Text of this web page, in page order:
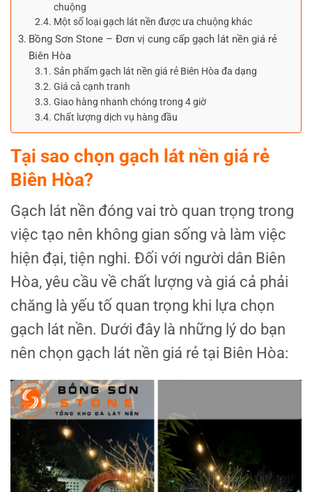
chuộng
Một số loại gạch lát nền được ưa chuộng khác
Bồng Sơn Stone – Đơn vị cung cấp gạch lát nền giá rẻ
Biên Hòa
Sản phẩm gạch lát nền giá rẻ Biên Hòa đa dạng
Giá cả cạnh tranh
Giao hàng nhanh chóng trong 4 giờ
Chất lượng dịch vụ hàng đầu
Tại sao chọn gạch lát nền giá rẻ
Biên Hòa?
Gạch lát nền đóng vai trò quan trọng trong
việc tạo nên không gian sống và làm việc
hiện đại, tiện nghi. Đối với người dân Biên
Hòa, yêu cầu về chất lượng và giá cả phải
chăng là yếu tố quan trọng khi lựa chọn
gạch lát nền. Dưới đây là những lý do bạn
nên chọn gạch lát nền giá rẻ tại Biên Hòa: